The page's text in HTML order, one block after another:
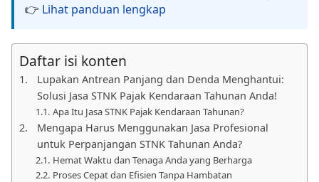
👉 Lihat panduan lengkap
Daftar isi konten
Lupakan Antrean Panjang dan Denda Menghantui:
Solusi Jasa STNK Pajak Kendaraan Tahunan Anda!
Apa Itu Jasa STNK Pajak Kendaraan Tahunan?
Mengapa Harus Menggunakan Jasa Profesional
untuk Perpanjangan STNK Tahunan Anda?
Hemat Waktu dan Tenaga Anda yang Berharga
Proses Cepat dan Efisien Tanpa Hambatan